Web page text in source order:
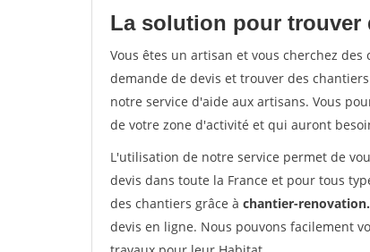
La solution pour trouver
Vous êtes un artisan et vous cherchez
demande de devis et trouver des
notre service d'aide aux artisans. Vous
de votre zone d'activité et qui auront
L'utilisation de notre service permet de
devis dans toute la France et pour tous
des chantiers grâce à chantier-
devis en ligne. Nous pouvons facilement